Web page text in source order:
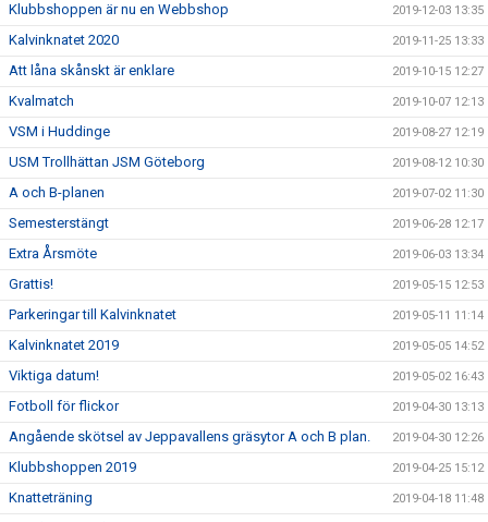
Klubbshoppen är nu en Webbshop 2019-12-03 13:35
Kalvinknatet 2020 2019-11-25 13:33
Att låna skånskt är enklare 2019-10-15 12:27
Kvalmatch 2019-10-07 12:13
VSM i Huddinge 2019-08-27 12:19
USM Trollhättan JSM Göteborg 2019-08-12 10:30
A och B-planen 2019-07-02 11:30
Semesterstängt 2019-06-28 12:17
Extra Årsmöte 2019-06-03 13:34
Grattis! 2019-05-15 12:53
Parkeringar till Kalvinknatet 2019-05-11 11:14
Kalvinknatet 2019 2019-05-05 14:52
Viktiga datum! 2019-05-02 16:43
Fotboll för flickor 2019-04-30 13:13
Angående skötsel av Jeppavallens gräsytor A och B plan. 2019-04-30 12:26
Klubbshoppen 2019 2019-04-25 15:12
Knatteträning 2019-04-18 11:48